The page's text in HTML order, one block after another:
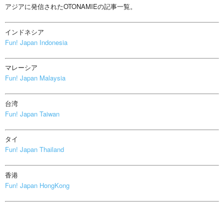
アジアに発信されたOTONAMIEの記事一覧。
インドネシア
Fun! Japan Indonesia
マレーシア
Fun! Japan Malaysia
台湾
Fun! Japan Taiwan
タイ
Fun! Japan Thailand
香港
Fun! Japan HongKong